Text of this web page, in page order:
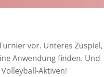
vor. Unteres Zuspiel,
Anwendung finden. Und
Aktiven!